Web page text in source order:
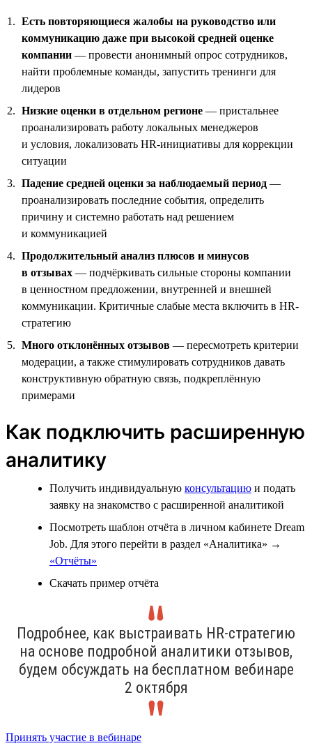
Есть повторяющиеся жалобы на руководство или
коммуникацию даже при высокой средней оценке
компании — провести анонимный опрос сотрудников,
найти проблемные команды, запустить тренинги для
лидеров
Низкие оценки в отдельном регионе — пристальнее
проанализировать работу локальных менеджеров
и условия, локализовать HR-инициативы для коррекции
ситуации
Падение средней оценки за наблюдаемый период —
проанализировать последние события, определить
причину и системно работать над решением
и коммуникацией
Продолжительный анализ плюсов и минусов
в отзывах — подчёркивать сильные стороны компании
в ценностном предложении, внутренней и внешней
коммуникации. Критичные слабые места включить в HR-
стратегию
Много отклонённых отзывов — пересмотреть критерии
модерации, а также стимулировать сотрудников давать
конструктивную обратную связь, подкреплённую
примерами
Как подключить расширенную
аналитику
Получить индивидуальную консультацию и подать
заявку на знакомство с расширенной аналитикой
Посмотреть шаблон отчёта в личном кабинете Dream
Job. Для этого перейти в раздел «Аналитика» →
«Отчёты»
Скачать пример отчёта
Подробнее, как выстраивать HR-стратегию
на основе подробной аналитики отзывов,
будем обсуждать на бесплатном вебинаре
2 октября
Принять участие в вебинаре